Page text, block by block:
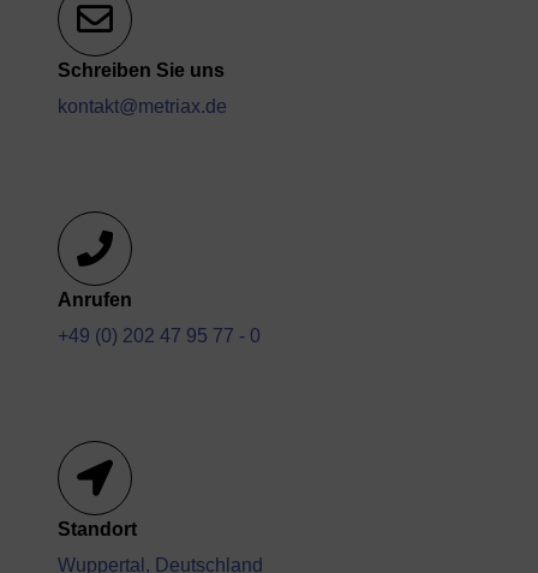
Schreiben Sie uns
kontakt@metriax.de
Anrufen
+49 (0) 202 47 95 77 - 0
Standort
Wuppertal, Deutschland